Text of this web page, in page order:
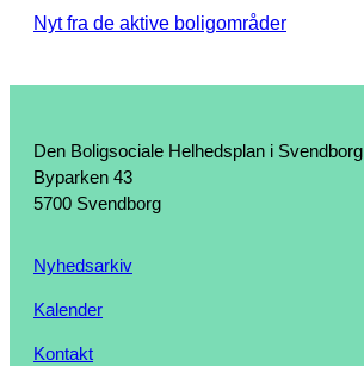
Nyt fra de aktive boligområder
Den Boligsociale Helhedsplan i Svendborg
Byparken 43
5700 Svendborg
Nyhedsarkiv
Kalender
Kontakt